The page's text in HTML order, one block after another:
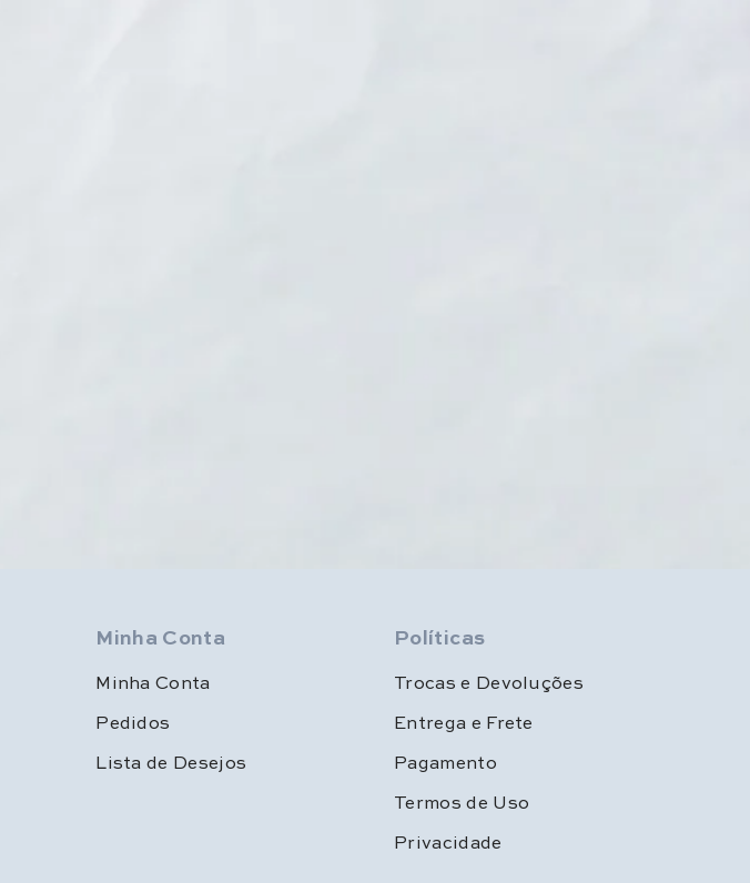
Minha Conta
Minha Conta
Pedidos
Lista de Desejos
Políticas
Trocas e Devoluções
Entrega e Frete
Pagamento
Termos de Uso
Privacidade